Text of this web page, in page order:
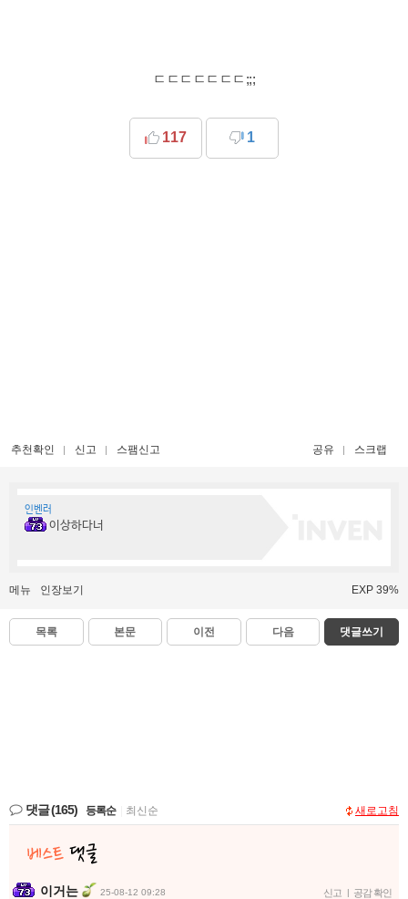
ㄷㄷㄷㄷㄷㄷㄷ;;;
117 1
추천확인 신고 스팸신고 공유 스크랩
인벤러
이상하다너
메뉴 인장보기 EXP 39%
목록 본문 이전 다음 댓글쓰기
댓글(165) 등록순 최신순 새로고침
이거는 25-08-12 09:28 신고 | 공감 확인